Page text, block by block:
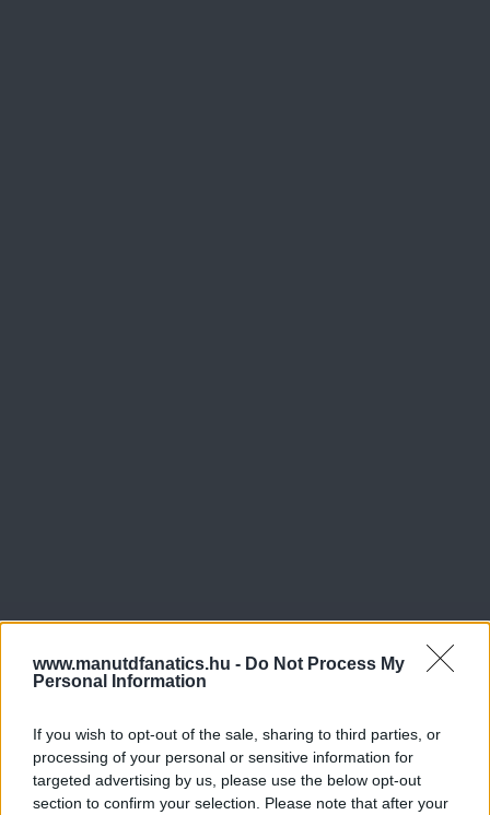
www.manutdfanatics.hu - Do Not Process My
Personal Information
If you wish to opt-out of the sale, sharing to third parties, or
processing of your personal or sensitive information for
targeted advertising by us, please use the below opt-out
section to confirm your selection. Please note that after your